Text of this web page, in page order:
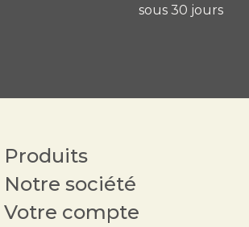
sous 30 jours
Produits
Notre société
Votre compte